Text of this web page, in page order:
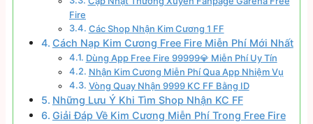
Fire
Các Shop Nhận Kim Cương 1 FF
Cách Nạp Kim Cương Free Fire Miễn Phí Mới Nhất
Dùng App Free Fire 99999💎 Miễn Phí Uy Tín
Nhận Kim Cương Miễn Phí Qua App Nhiệm Vụ
Vòng Quay Nhận 9999 KC FF Bằng ID
Những Lưu Ý Khi Tìm Shop Nhận KC FF
Giải Đáp Về Kim Cương Miễn Phí Trong Free Fire